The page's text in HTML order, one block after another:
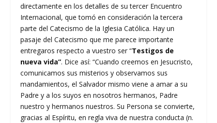
directamente en los detalles de su tercer Encuentro
Internacional, que tomó en consideración la tercera
parte del Catecismo de la Iglesia Católica. Hay un
pasaje del Catecismo que me parece importante
entregaros respecto a vuestro ser “Testigos de
nueva vida”. Dice así: “Cuando creemos en Jesucristo,
comunicamos sus misterios y observamos sus
mandamientos, el Salvador mismo viene a amar a su
Padre y a los suyos en nosotros hermanos, Padre
nuestro y hermanos nuestros. Su Persona se convierte,
gracias al Espíritu, en regla viva de nuestra conducta (n.